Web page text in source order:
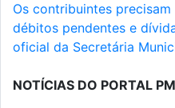
Os contribuintes
débitos pendentes e
oficial da Secretária
NOTÍCIAS DO PORTAL